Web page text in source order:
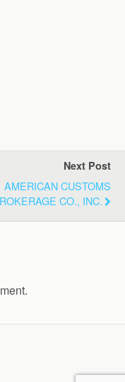
Next Post
AMERICAN CUSTOMS
CO., INC.